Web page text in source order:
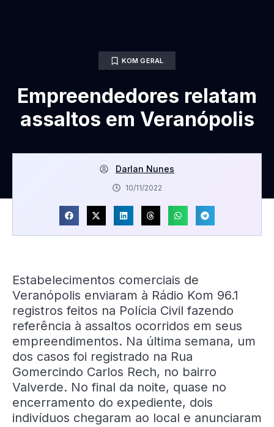
KOM GERAL
Empreendedores relatam
assaltos em Veranópolis
Darlan Nunes
10/11/2022
Estabelecimentos comerciais de
Veranópolis enviaram à Rádio Kom 96.1
registros feitos na Polícia Civil fazendo
referência à assaltos ocorridos em seus
empreendimentos. Na última semana, um
dos casos foi registrado na Rua
Gomercindo Carlos Rech, no bairro
Valverde. No final da noite, quase no
encerramento do expediente, dois
indivíduos chegaram ao local e anunciaram